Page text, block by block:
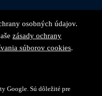
sieťach
osobných údajov.
zásady ochrany
súborov cookies.
Google. Sú dôležité pre